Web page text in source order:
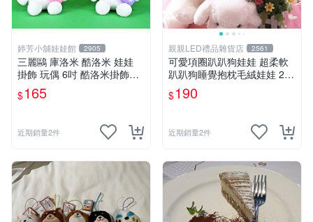
婷芳小舖娃娃館 2905
三麗鷗 庫洛米 酷洛米 娃娃
掛飾 玩偶 6吋 酷洛米掛飾飾
娃娃~正版三麗鷗 酷洛米坐姿
背小背包款 酷洛米娃娃掛飾
$165
近期銷量2件
親親LED禮品雜貨店 2561
可愛項圈趴趴狗娃娃 超柔軟
趴趴狗睡覺抱枕毛絨娃娃 25
公分白色狗狗抱枕娃娃 生日
禮物
$190
近期銷量2件